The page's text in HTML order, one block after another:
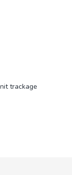
trackage